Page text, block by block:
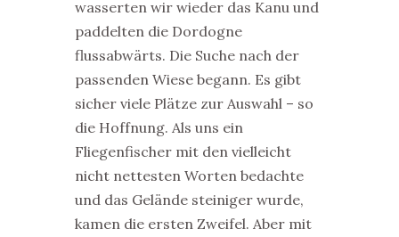
wasserten wir wieder das Kanu und
paddelten die Dordogne
flussabwärts. Die Suche nach der
passenden Wiese begann. Es gibt
sicher viele Plätze zur Auswahl – so
die Hoffnung. Als uns ein
Fliegenfischer mit den vielleicht
nicht nettesten Worten bedachte
und das Gelände steiniger wurde,
kamen die ersten Zweifel. Aber mit